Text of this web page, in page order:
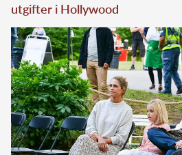
utgifter i Hollywood